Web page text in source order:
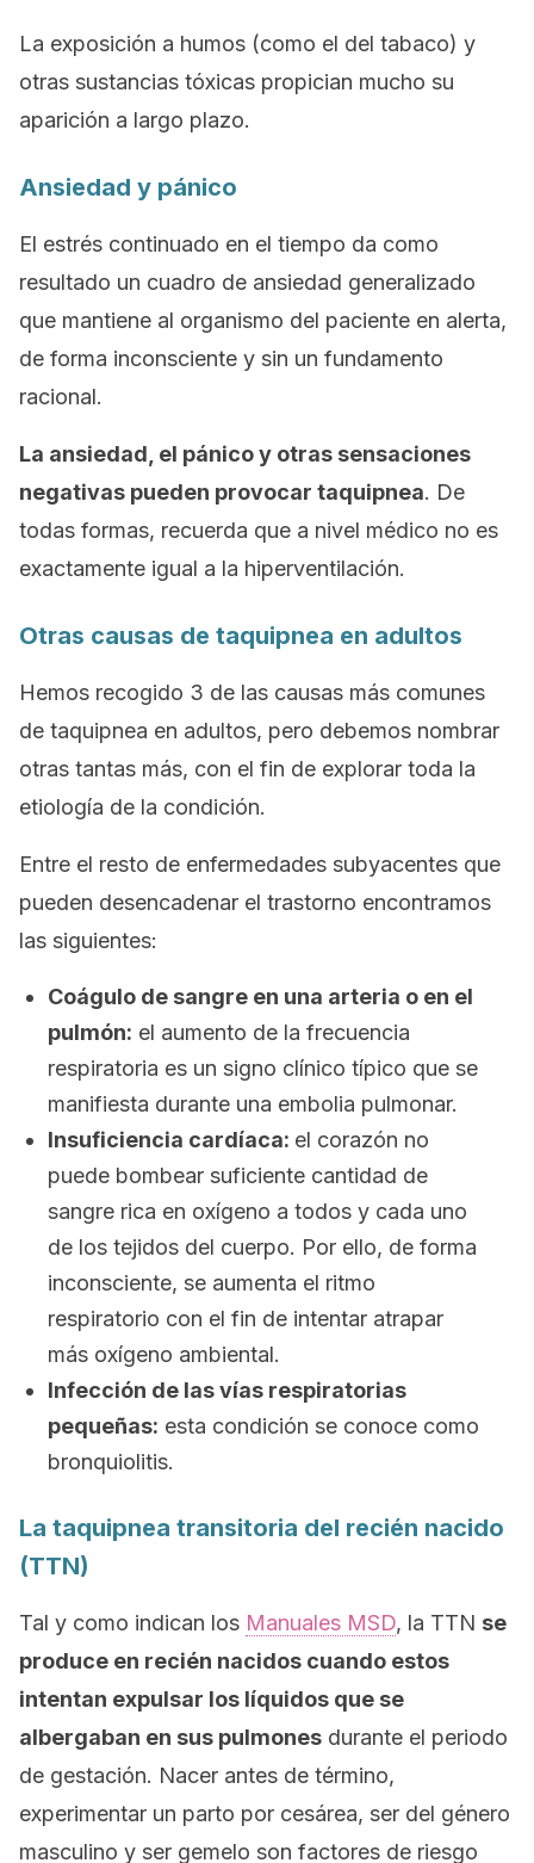
La exposición a humos (como el del tabaco) y
otras sustancias tóxicas propician mucho su
aparición a largo plazo.
Ansiedad y pánico
El estrés continuado en el tiempo da como
resultado un cuadro de ansiedad generalizado
que mantiene al organismo del paciente en alerta,
de forma inconsciente y sin un fundamento
racional.
La ansiedad, el pánico y otras sensaciones
negativas pueden provocar taquipnea. De
todas formas, recuerda que a nivel médico no es
exactamente igual a la hiperventilación.
Otras causas de taquipnea en adultos
Hemos recogido 3 de las causas más comunes
de taquipnea en adultos, pero debemos nombrar
otras tantas más, con el fin de explorar toda la
etiología de la condición.
Entre el resto de enfermedades subyacentes que
pueden desencadenar el trastorno encontramos
las siguientes:
Coágulo de sangre en una arteria o en el
pulmón: el aumento de la frecuencia
respiratoria es un signo clínico típico que se
manifiesta durante una embolia pulmonar.
Insuficiencia cardíaca: el corazón no
puede bombear suficiente cantidad de
sangre rica en oxígeno a todos y cada uno
de los tejidos del cuerpo. Por ello, de forma
inconsciente, se aumenta el ritmo
respiratorio con el fin de intentar atrapar
más oxígeno ambiental.
Infección de las vías respiratorias
pequeñas: esta condición se conoce como
bronquiolitis.
La taquipnea transitoria del recién nacido
(TTN)
Tal y como indican los Manuales MSD, la TTN se
produce en recién nacidos cuando estos
intentan expulsar los líquidos que se
albergaban en sus pulmones durante el periodo
de gestación. Nacer antes de término,
experimentar un parto por cesárea, ser del género
masculino y ser gemelo son factores de riesgo